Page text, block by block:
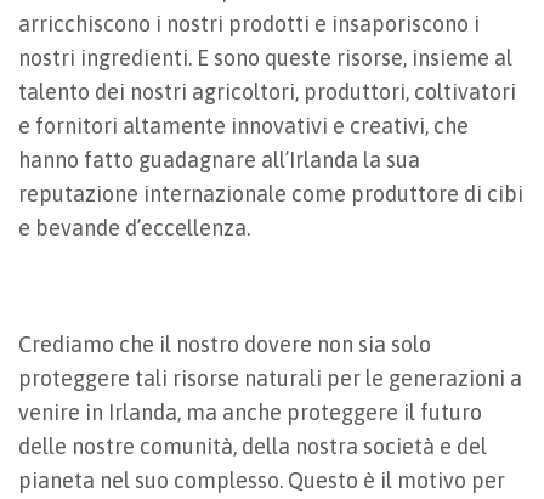
arricchiscono i nostri prodotti e insaporiscono i
nostri ingredienti. E sono queste risorse, insieme al
talento dei nostri agricoltori, produttori, coltivatori
e fornitori altamente innovativi e creativi, che
hanno fatto guadagnare all’Irlanda la sua
reputazione internazionale come produttore di cibi
e bevande d’eccellenza.
Crediamo che il nostro dovere non sia solo
proteggere tali risorse naturali per le generazioni a
venire in Irlanda, ma anche proteggere il futuro
delle nostre comunità, della nostra società e del
pianeta nel suo complesso. Questo è il motivo per